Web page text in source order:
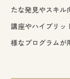
たな発見やスキル
講座やハイブリッ
様なプログラムが